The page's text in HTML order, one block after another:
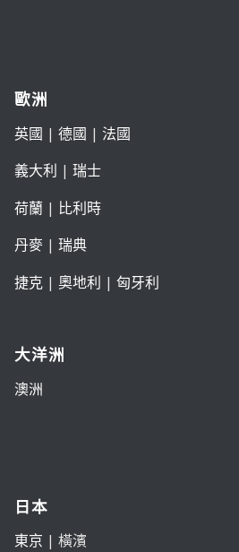
歐洲
英國 | 德國 | 法國
義大利 | 瑞士
荷蘭| 比利時
丹麥| 瑞典
捷克| 奧地利 | 匈牙利
大洋洲
澳洲
日本
東京 | 橫濱